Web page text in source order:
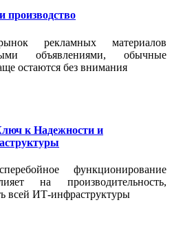
производство
рекламных материалов
объявлениями, обычные
остаются без внимания
к Надежности и
функционирование
на производительность,
всей ИТ-инфраструктуры